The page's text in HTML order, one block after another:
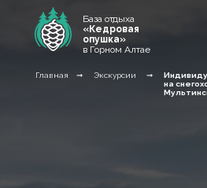
База отдыха
«Кедровая
опушка»
в Горном Алтае
Главная Экскурсии
➞
на
➞